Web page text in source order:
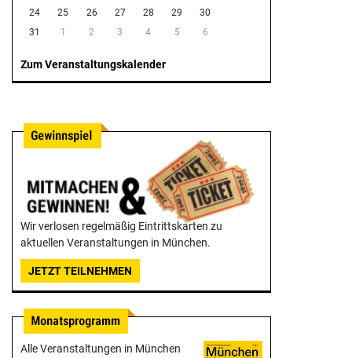
24
25 26 27 28 29
30
31
1 2 3 4 5 6
Zum Veranstaltungskalender
Wir verlosen regelmäßig Eintrittskarten zu
aktuellen Veranstaltungen in München.
JETZT TEILNEHMEN
Alle Veranstaltungen in München